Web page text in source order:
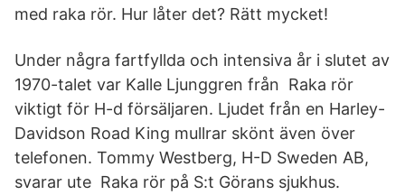
med raka rör. Hur låter det? Rätt mycket!
Under några fartfyllda och intensiva år i slutet av
1970-talet var Kalle Ljunggren från Raka rör
viktigt för H-d försäljaren. Ljudet från en Harley-
Davidson Road King mullrar skönt även över
telefonen. Tommy Westberg, H-D Sweden AB,
svarar ute Raka rör på S:t Görans sjukhus.